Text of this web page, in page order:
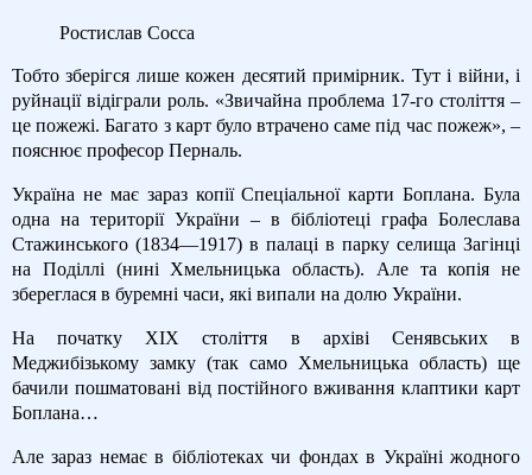
Ростислав Сосса
Тобто зберігся лише кожен десятий примірник. Тут і війни, і
руйнації відіграли роль. «Звичайна проблема 17-го століття –
це пожежі. Багато з карт було втрачено саме під час пожеж», –
пояснює професор Перналь.
Україна не має зараз копії Спеціальної карти Боплана. Була
одна на території України – в бібліотеці графа Болеслава
Стажинського (1834—1917) в палаці в парку селища Загінці
на Поділлі (нині Хмельницька область). Але та копія не
збереглася в буремні часи, які випали на долю України.
На початку ХІХ століття в архіві Сенявських в
Меджибізькому замку (так само Хмельницька область) ще
бачили пошматовані від постійного вживання клаптики карт
Боплана…
Але зараз немає в бібліотеках чи фондах в Україні жодного